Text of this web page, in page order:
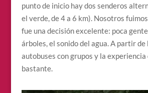
punto de inicio hay dos senderos
el verde, de 4 a 6 km). Nosotros
fue una decisión excelente: poca
árboles, el sonido del agua. A partir
autobuses con grupos y la experiencia
bastante.